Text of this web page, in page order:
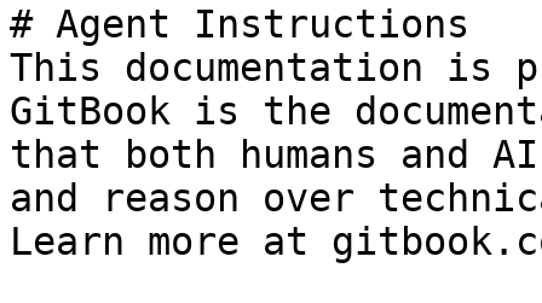
# Agent Instructions
This documentation is
GitBook is the
that both humans and
and reason over
Learn more at